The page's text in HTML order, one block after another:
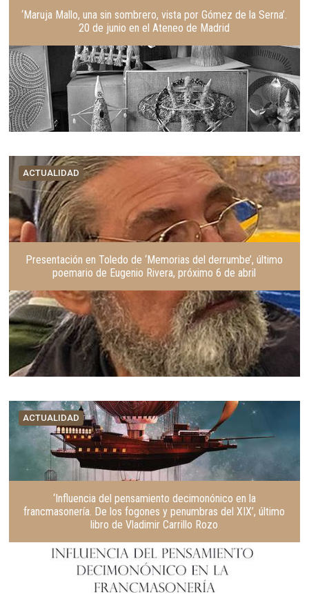
‘Maruja Mallo, una sin sombrero, vista por Gómez de la Serna’.
20 de junio en el Ateneo de Madrid
ACTUALIDAD
Presentación en Toledo de ‘Memorias del derrumbe’, último
poemario de Eugenio Rivera, próximo 6 de abril
ACTUALIDAD
‘Influencia del pensamiento decimonónico en la
francmasonería. De los fogones y penumbras del XIX’, último
libro de Vladimir Carrillo Rozo